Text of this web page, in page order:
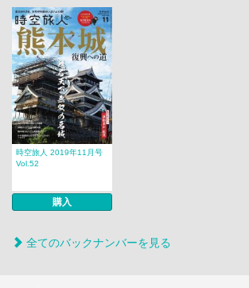
時空旅人 2019年11月号
Vol.52
購入
全てのバックナンバーを見る